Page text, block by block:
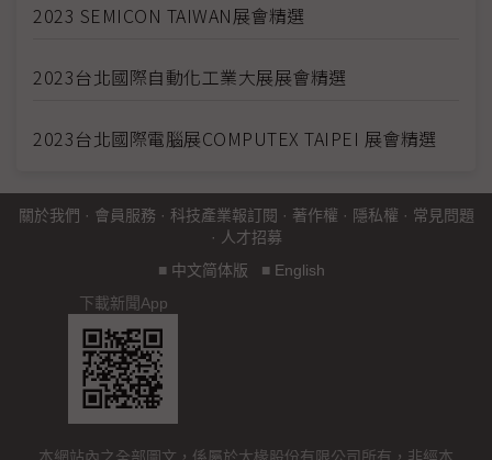
2023 SEMICON TAIWAN展會精選
2023台北國際自動化工業大展展會精選
2023台北國際電腦展COMPUTEX TAIPEI 展會精選
關於我們 · 會員服務 · 科技產業報訂閱 · 著作權 · 隱私權 · 常見問題
· 人才招募
■ 中文简体版 ■ English
下載新聞App